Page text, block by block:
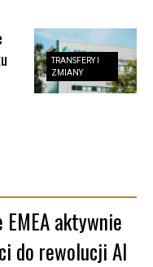
TRANSFERY I
ZMIANY
aktywnie
do rewolucji AI